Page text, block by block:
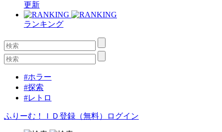
更新
ランキング
#ホラー
#探索
#レトロ
ふりーむ！ＩＤ登録（無料） ログイン